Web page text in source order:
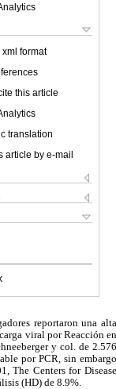
format
this article
translation
article by e-mail
reportaron una alta
viral por Reacción en
y col. de 2.576
por PCR, sin embargo
The Centers for Disease
(HD) de 8.9%.